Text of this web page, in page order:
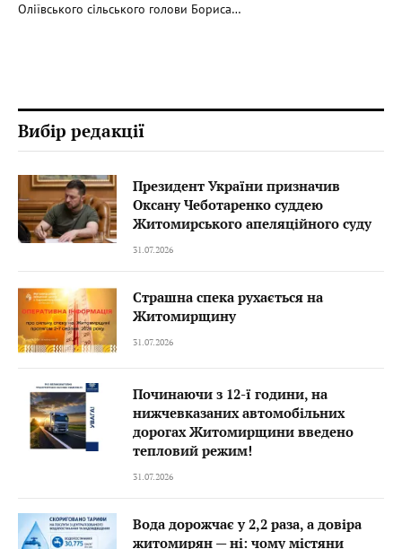
Оліївського сільського голови Бориса…
Вибір редакції
Президент України призначив
Оксану Чеботаренко суддею
Житомирського апеляційного суду
31.07.2026
Страшна спека рухається на
Житомирщину
31.07.2026
Починаючи з 12-ї години, на
нижчевказаних автомобільних
дорогах Житомирщини введено
тепловий режим!
31.07.2026
Вода дорожчає у 2,2 раза, а довіра
житомирян — ні: чому містяни